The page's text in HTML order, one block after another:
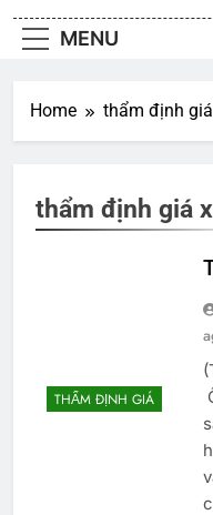
MENU
Home thẩm định
thẩm định giá
THẨM ĐỊNH GIÁ